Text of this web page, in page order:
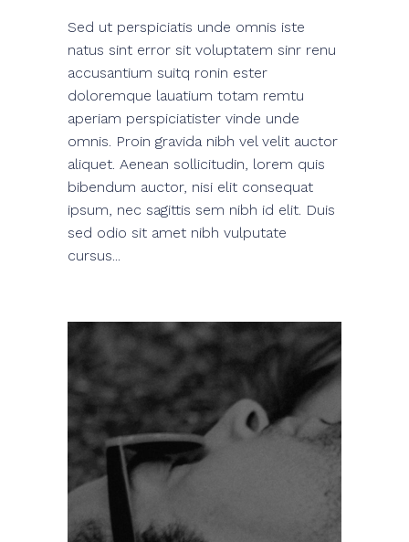
Sed ut perspiciatis unde omnis iste
natus sint error sit voluptatem sinr renu
accusantium suitq ronin ester
doloremque lauatium totam remtu
aperiam perspiciatister vinde unde
omnis. Proin gravida nibh vel velit auctor
aliquet. Aenean sollicitudin, lorem quis
bibendum auctor, nisi elit consequat
ipsum, nec sagittis sem nibh id elit. Duis
sed odio sit amet nibh vulputate
cursus...